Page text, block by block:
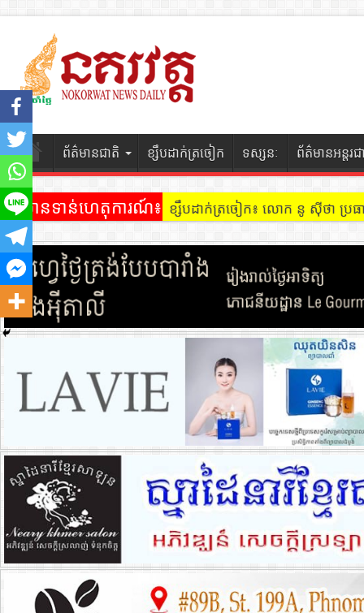
ព័ត៌មានជាតិ ខ្សឹបដាក់ត្រចៀក ទស្សនៈ ព័ត៌មានអន្តរជ
ព័ត៌មានទាន់ហេតុការណ៍៖ ខ្សឹបដាក់ត្រចៀក ៖ អគារ Sky 31